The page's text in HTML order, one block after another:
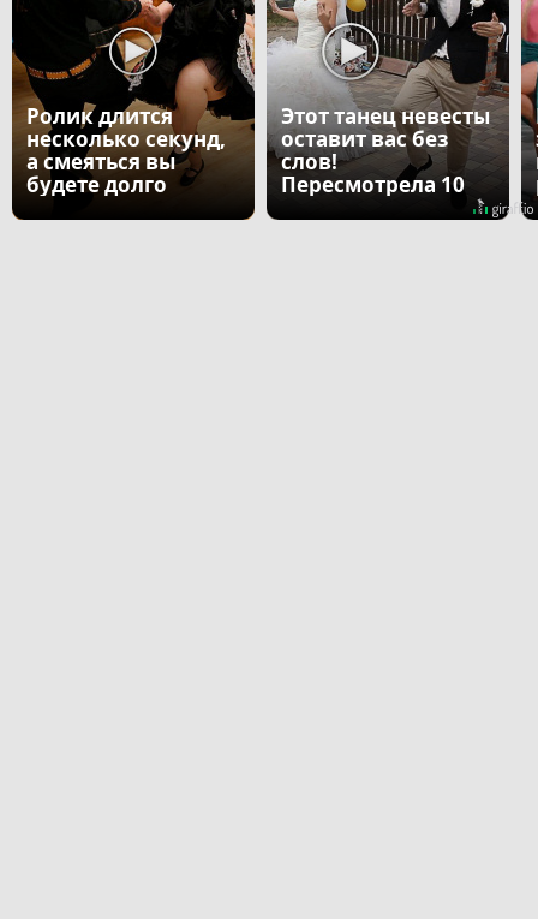
Ролик длится
несколько секунд,
а смеяться вы
будете долго
Этот танец невесты
оставит вас без
слов!
Пересмотрела 10